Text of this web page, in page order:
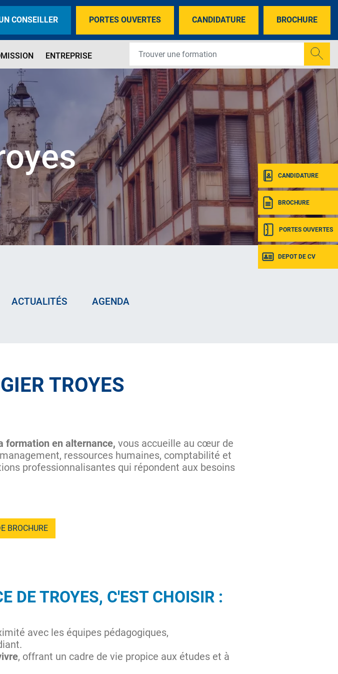
CONSEILLER PORTES OUVERTES CANDIDATURE BROCHURE
ENTREPRISE
CANDIDATURE
BROCHURE
PORTES OUVERTES
DEPOT DE CV
ACTUALITÉS AGENDA
TROYES
formation en alternance, vous accueille au cœur de
ressources humaines, comptabilité et
professionnalisantes qui répondent aux besoins
BROCHURE
DE TROYES, C'EST CHOISIR :
avec les équipes pédagogiques,
, offrant un cadre de vie propice aux études et à